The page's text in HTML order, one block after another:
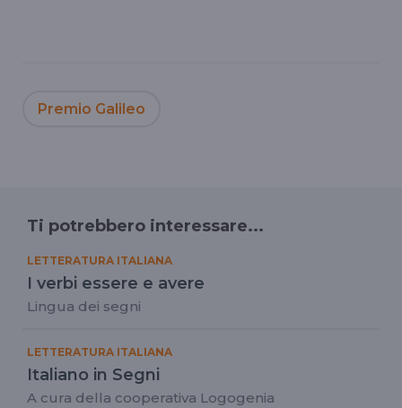
Premio Galileo
Ti potrebbero interessare...
LETTERATURA ITALIANA
I verbi essere e avere
Lingua dei segni
LETTERATURA ITALIANA
Italiano in Segni
A cura della cooperativa Logogenia